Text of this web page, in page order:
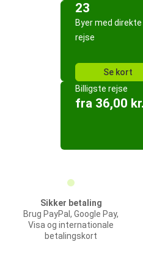
23
Byer med direkte
rejse
Se kort
Billigste rejse
fra 36,00
Sikker betaling
Brug PayPal, Google Pay,
Visa og internationale
betalingskort